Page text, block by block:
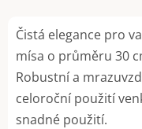
Čistá elegance pro
mísa o průměru 30
Robustní a
celoroční použití
snadné použití.